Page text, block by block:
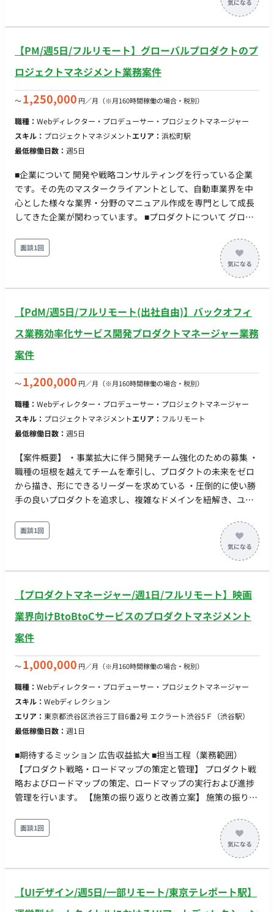
がら優先度を判断し、プロダクトとして形にする ・エンジニ
ア・デザイナーをはじめ、CS・Biz・マーケティングなど複数
ーザー数・利用頻度ともに高いプロダクトの複雑さに向き合
い、次の成長フェーズへ引き上げる 【作業内容】 ・プロダクト
リース後の改善 ・ユーザーインタビューや定量データをもとに
件定義・仕様調整・開発進行 ・プロダクトKPIやロードマップ
の設計・運用
【PM/週5日/フルリモート】グローバルプロダクトのプ
ロジェクトマネジメント業務案件
〜1,250,000 円／月 （※月160時間稼働の場合・税別）
職種： Webディレクター・プロデューサー・プロジェクトマネージャー
スキル： プロジェクトマネジメントエリア： 浜松町駅
最低稼働日数： 週5日
■企業について 開発や戦略コンサルティングを行っている企業
です。その先のマスタークライアントとして、自動車業界を中
心とした様々な業界・分野のマニュアル作成を専門として成長
してきた企業が関わっています。 ■プロダクトについて グロー
るプロジェクトです。現在はAIを活用する前提のアイデア段階
のものが多く、これらを具現化していくフェーズとなります。
■募集背景 開発の過程で各地の支社や複数のベンダーとの間に
入り、プロジェクトの進行や要件整理を行える人材が必要なた
自律的かつ能動的にプロダクトの舵取りを行える方を急ぎ募集
しています。 ■チーム体制 要相談 ■開発環境 プログラミング言
週稼働日数：週5日（1.0人月のフルコミット） リモート稼働：
可能 フレックス稼働：要相談（※急なミーティングや問い合わ
せへの柔軟な対応が求められます）
面談1回
【PdM/週5日/フルリモート(出社自由)】バックオフィ
ス業務効率化サービス開発プロダクトマネージャー業務
案件
〜1,200,000 円／月 （※月160時間稼働の場合・税別）
職種： Webディレクター・プロデューサー・プロジェクトマネージャー
スキル： プロジェクトマネジメントエリア： フルリモート
最低稼働日数： 週5日
【案件概要】 ・事業拡大に伴う開発チーム強化のための募集 ・
職種の垣根を越えてチームを牽引し、プロダクトの未来をゼロ
から描き、形にできるリーダーを求めている ・圧倒的に使い勝
手の良いプロダクトを追求し、複雑なドメインを紐解き、ユー
ャーを募集 ・請求書管理をはじめとするバックオフィス業務効
率化サービスの開発・改善を担当 ・プロダクトの課題設定から
施策立案、仕様設計、開発ディレクション、リリース後の改善
までを一貫して担当 ・ユーザーインタビューや定量データをも
ダクトとして形にする ・エンジニア・デザイナー、CS・Biz・
マーケティングなど複数の職種と連携し、チームが最大限の成
を、技術の力で形にしていくポジション 【作業内容】 ・eKYC
のスケールとPMFの実現 ・課題設定、施策立案、仕様設計、開
発ディレクション、改善の一貫した担当 ・導入企業やエンドユ
ーザーの声に基づいた仮説立案、優先度判断、プロダクト改善
・本人確認フロー設計、本人確認書類・顔写真の撮影・照合体
験の作り込み、導入企業ごとの要件対応 ・法令要件を満たしつ
つ、ユーザー離脱を減らす設計 ・CS・Salesとの連携によるフ
面談1回
【プロダクトマネージャー/週1日/フルリモート】映画
業界向けBtoBtoCサービスのプロダクトマネジメント
案件
〜1,000,000 円／月 （※月160時間稼働の場合・税別）
職種： Webディレクター・プロデューサー・プロジェクトマネージャー
スキル： Webディレクション
エリア： 東京都渋谷区渋谷三丁目6番2号 エクラート渋谷5Ｆ（渋谷駅）
最低稼働日数： 週1日
■期待するミッション 広告収益拡大 ■担当工程（業務範囲）
【プロダクト戦略・ロードマップの策定と管理】 プロダクト戦
略およびロードマップの策定、ロードマップの実行および進捗
管理を行います。 【施策の振り返りと改善立案】 施策の振り返
テークホルダーとの合意形成】 経営層、現場メンバー、BtoBク
ライアント、ToC一般ユーザーといった多様なステークホルダ
ーとのコミュニケーションおよび合意形成を推進します。 【プ
ロトタイピングの実施】 社内に整備されているAI Agent環境を
ングを行います。 ■チーム体制 事業部責任者1名、正社員1名、
業務委託1名、PM2名 ■利用環境 Slack、Atlassian、Google
面談1回
【UIデザイン/週5日/一部リモート/東京テレポート駅】